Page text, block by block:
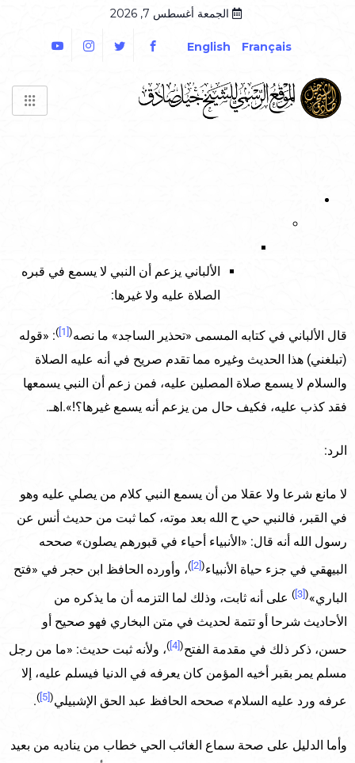
الجمعة أغسطس 7, 2026
Français
English
الألباني يزعم أن النبي لا يسمع في قبره
الصلاة عليه ولا غيرها:
قال الألباني في كتابه المسمى «تحذير الساجد» ما نصه(
): «قوله
(تبلغني) هذا الحديث وغيره مما تقدم صريح في أنه عليه الصلاة
والسلام لا يسمع صلاة المصلين عليه، فمن زعم أن النبي يسمعها
فقد كذب عليه، فكيف حال من يزعم أنه يسمع غيرها؟!».اهـ.
الرد:
لا مانع شرعا ولا عقلا من أن يسمع النبي كلام من يصلي عليه وهو
في القبر، فالنبي حي ح الله بعد موته، كما ثبت من حديث أنس عن
رسول الله أنه قال: «الأنبياء أحياء في قبورهم يصلون» صححه
البيهقي في جزء حياة الأنبياء(
)، وأورده الحافظ ابن حجر في «فتح
الباري»(
) على أنه ثابت، وذلك لما التزمه أن ما يذكره من
الأحاديث شرحا أو تتمة لحديث في متن البخاري فهو صحيح أو
حسن، ذكر ذلك في مقدمة الفتح(
)، ولأنه ثبت حديث: «ما من رجل
مسلم يمر بقبر أخيه المؤمن كان يعرفه في الدنيا فيسلم عليه، إلا
عرفه ورد عليه السلام» صححه الحافظ عبد الحق الإشبيلي(
)
.
وأما الدليل على صحة سماع الغائب الحي خطاب من يناديه من بعيد